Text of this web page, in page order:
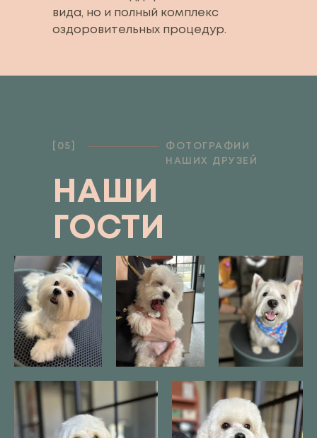
вида, но и полный комплекс
оздоровительных процедур.
НАШИ
ГОСТИ
[05]
ФОТОГРАФИИ
НАШИХ ДРУЗЕЙ